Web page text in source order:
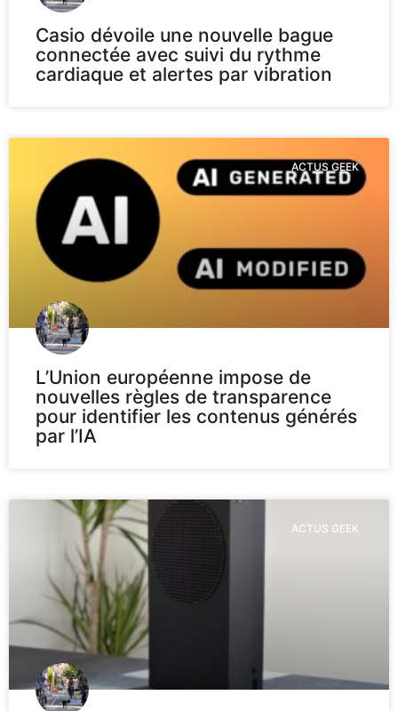
Casio dévoile une nouvelle bague
connectée avec suivi du rythme
cardiaque et alertes par vibration
ACTUS GEEK
L’Union européenne impose de
nouvelles règles de transparence
pour identifier les contenus générés
par l’IA
ACTUS GEEK